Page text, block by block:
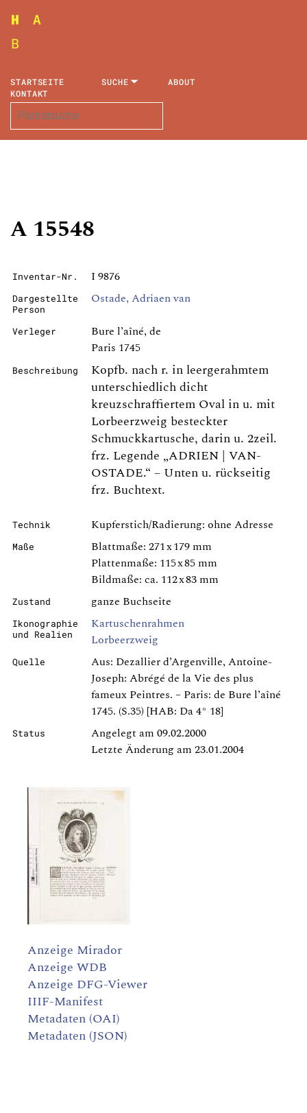
STARTSEITE SUCHE
ABOUT
KONTAKT
A 15548
Inventar-Nr. I 9876
Dargestellte
Person
Ostade, Adriaen van
Verleger
Bure l’aîné, de
Paris 1745
Beschreibung
Kopfb. nach r. in leergerahmtem
unterschiedlich dicht
kreuzschraffiertem Oval in u. mit
Lorbeerzweig besteckter
Schmuckkartusche, darin u. 2zeil.
frz. Legende „ADRIEN | VAN-
OSTADE.“ – Unten u. rückseitig
frz. Buchtext.
Technik Kupferstich/Radierung: ohne Adresse
Maße
Blattmaße: 271 x 179 mm
Plattenmaße: 115 x 85 mm
Bildmaße: ca. 112 x 83 mm
Zustand ganze Buchseite
Ikonographie
und Realien
Kartuschenrahmen
Lorbeerzweig
Quelle
Aus: Dezallier d’Argenville, Antoine-
Joseph: Abrégé de la Vie des plus
fameux Peintres. – Paris: de Bure l’aîné
1745. (S.35) [HAB: Da 4° 18]
Status
Angelegt am 09.02.2000
Letzte Änderung am 23.01.2004
Anzeige Mirador
Anzeige WDB
Anzeige DFG-Viewer
IIIF-Manifest
Metadaten (OAI)
Metadaten (JSON)